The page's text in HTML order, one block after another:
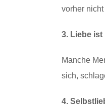
vorher
3. Liebe
Manche
sich,
4.